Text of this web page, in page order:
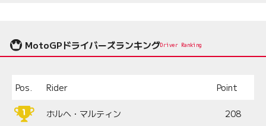
MotoGPドライバーズランキングDriver Ranking
Pos. Rider Point
ホルヘ・マルティン 208